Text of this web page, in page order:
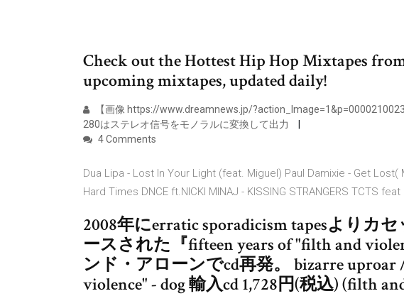
Check out the Hottest Hip Hop Mixtapes
upcoming mixtapes, updated daily!
【画像 https://www.dreamnews.jp/
280はステレオ信号をモノラルに変換して出力
4 Comments
Dua Lipa - Lost In Your Light (feat. Miguel) Paul Damixie - Get
Hard Times DNCE ft.NICKI MINAJ - KISSING STRANGERS TCTS
2008年にerratic sporadicism tapesよりカ
ースされた『fifteen years of "filth and
ンド・アローンでcd再発。 bizarre uproar
violence" - dog 輸入cd 1,728円(税込) (filth